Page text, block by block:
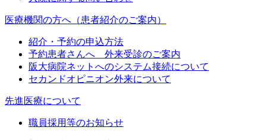
医療機関の方へ（患者紹介のご案内）
紹介・予約の申込方法
予約患者さんへ 外来受診のご案内
阪大病院ネットへのシステム接続について
セカンドオピニオン外来について
先進医療について
職員採用等のお知らせ